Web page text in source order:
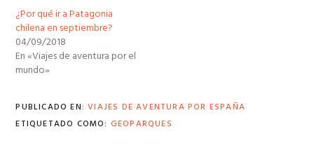
¿Por qué ir a Patagonia
chilena en septiembre?
04/09/2018
En «Viajes de aventura por el
mundo»
PUBLICADO EN:VIAJES DE AVENTURA POR ESPAÑA
ETIQUETADO COMO: GEOPARQUES